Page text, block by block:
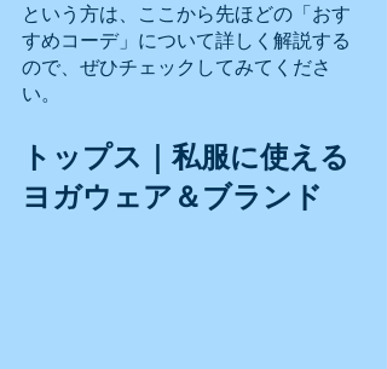
という方は、ここから先ほどの「おす
すめコーデ」について詳しく解説する
ので、ぜひチェックしてみてくださ
い。
トップス｜私服に使える
ヨガウェア＆ブランド